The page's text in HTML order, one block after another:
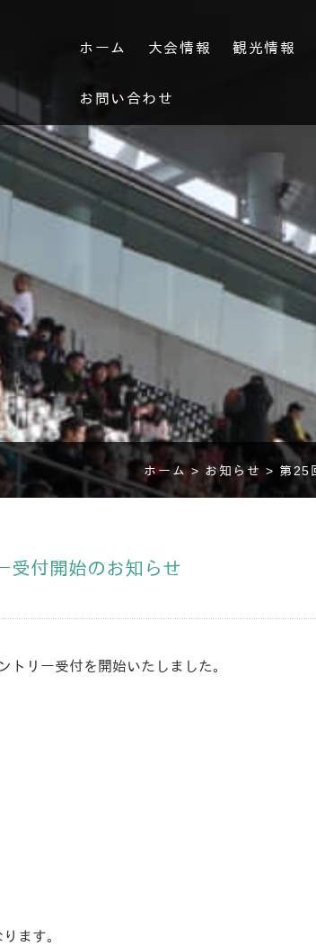
ホーム 大会情報 観光情報
お問い合わせ
ホーム > お知らせ > 第25
付開始のお知らせ
リー受付を開始いたしました。
ます。